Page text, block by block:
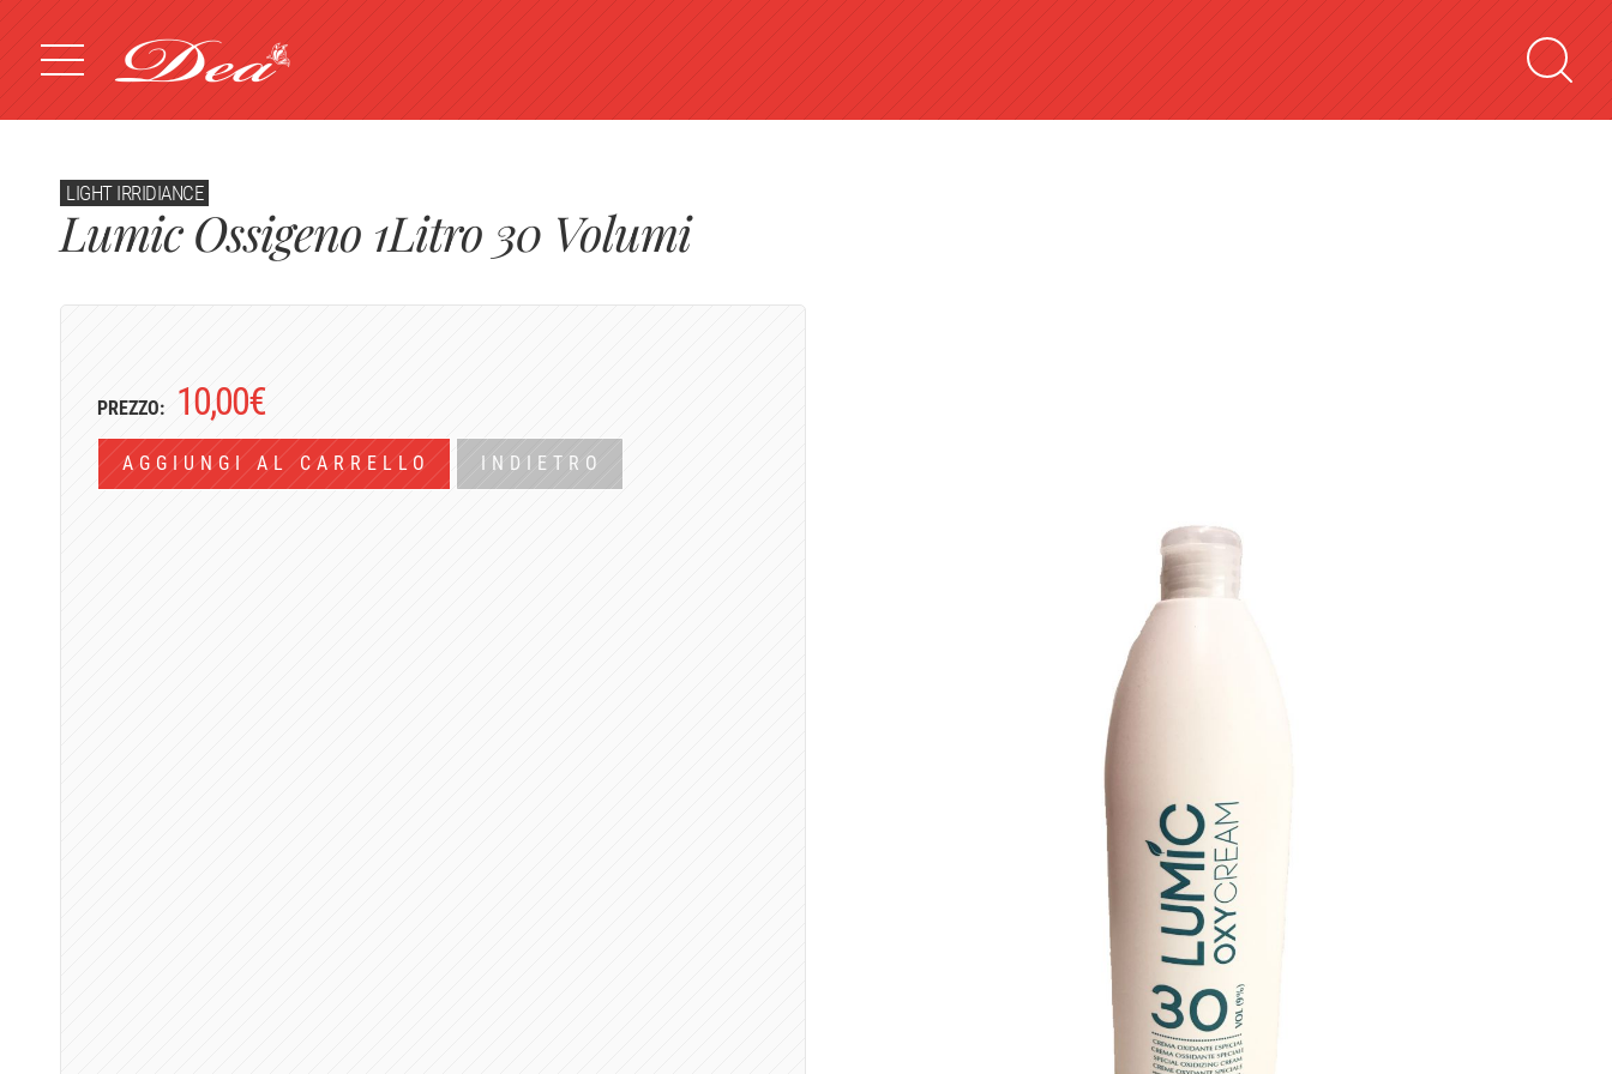
LIGHT IRRIDIANCE
Lumic Ossigeno 1Litro 30 Volumi
PREZZO: 10,00€
AGGIUNGI AL CARRELLO INDIETRO